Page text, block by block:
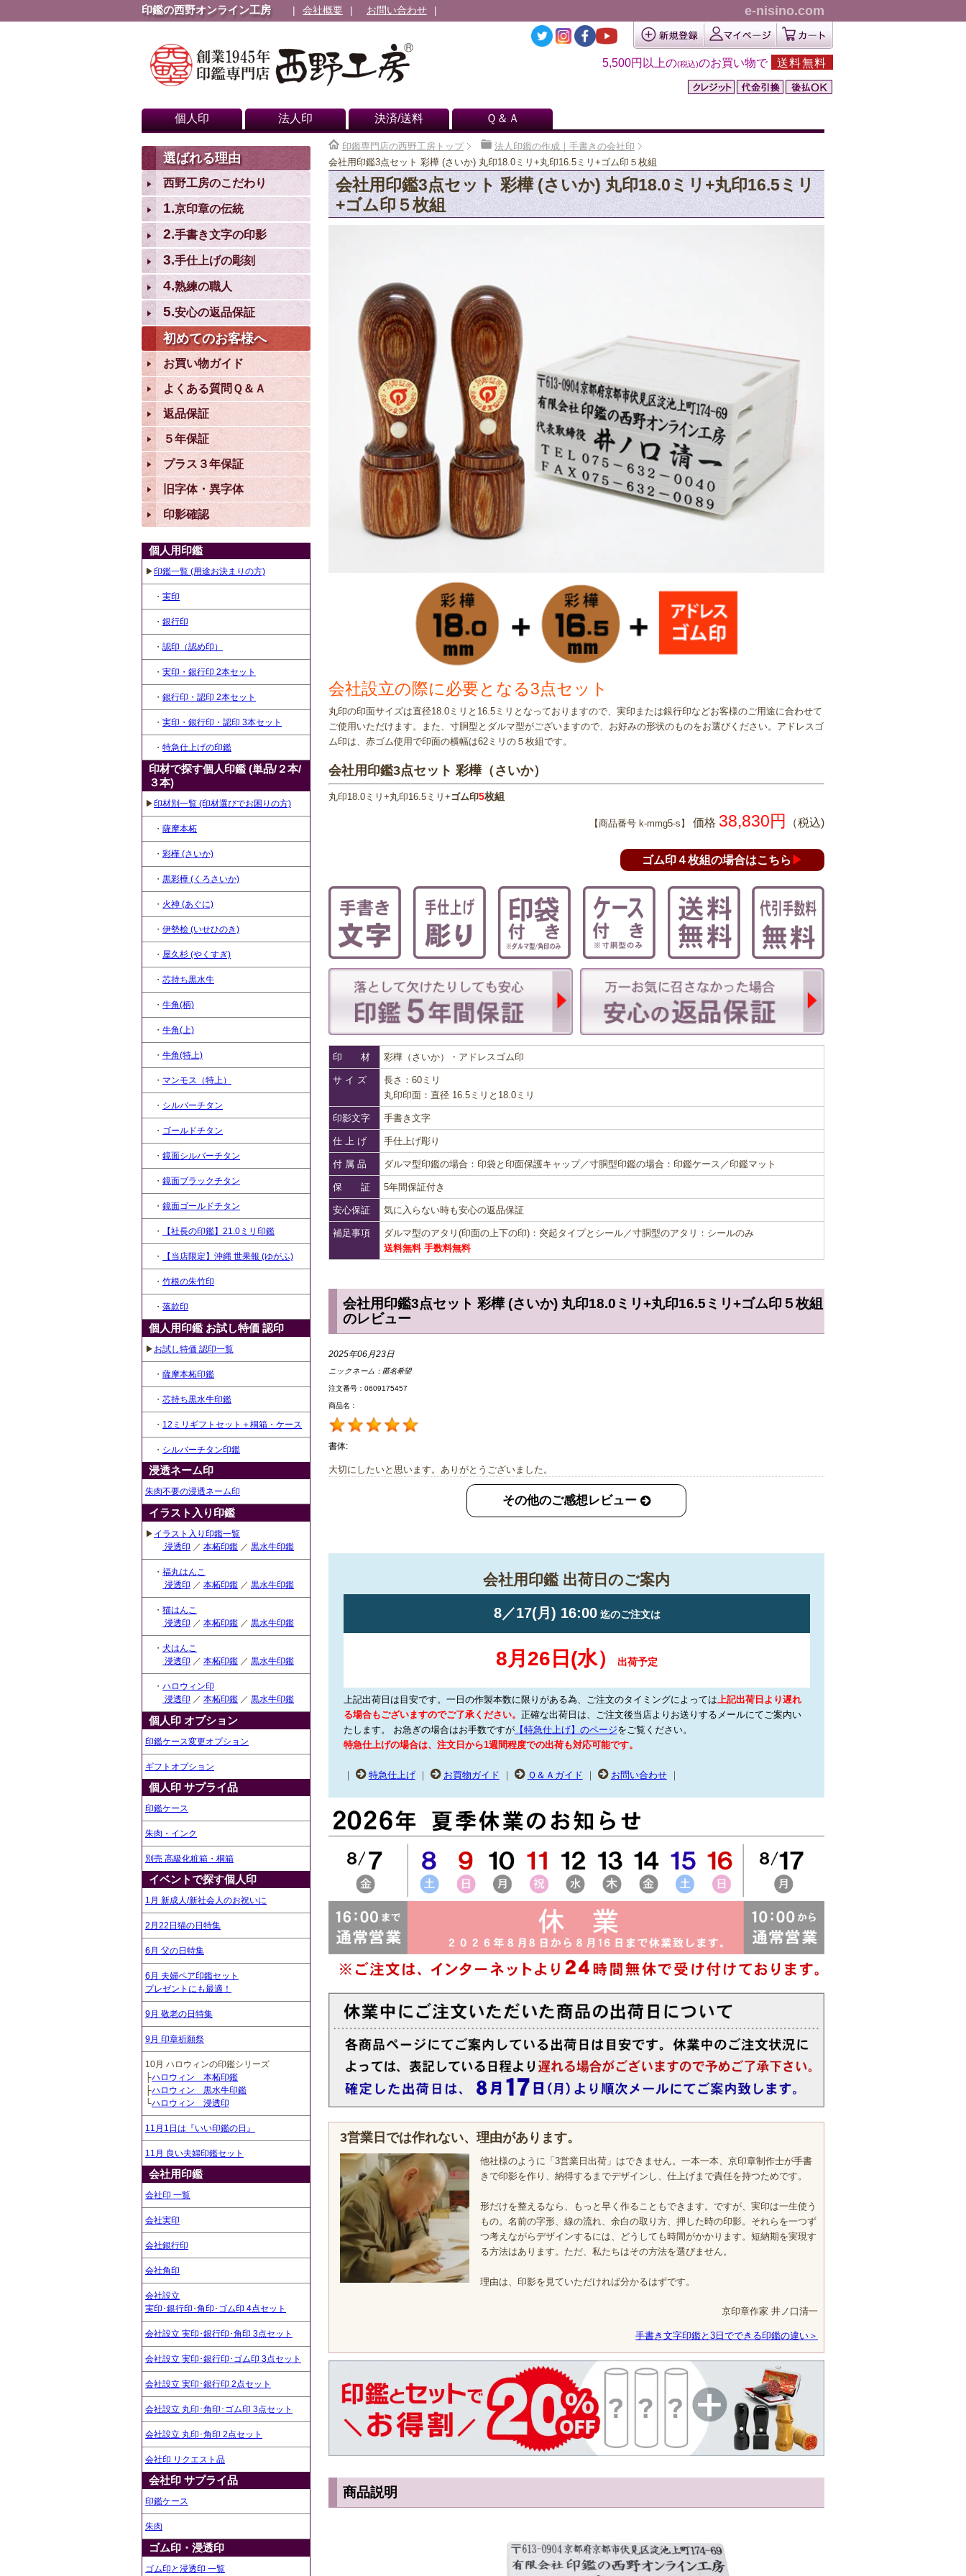
印鑑の西野オンライン工房 会社概要 お問い合わせ e-nisino.com
5,500円以上の(税込)のお買い物で 送料無料
個人印 法人印 決済/送料 Ｑ＆Ａ
選ばれる理由
西野工房のこだわり
1.京印章の伝統
2.手書き文字の印影
3.手仕上げの彫刻
4.熟練の職人
5.安心の返品保証
初めてのお客様へ
お買い物ガイド
よくある質問Ｑ＆Ａ
返品保証
５年保証
プラス３年保証
旧字体・異字体
印影確認
個人用印鑑
▶印鑑一覧 (用途お決まりの方)
・ 実印
・ 銀行印
・ 認印（認め印）
・ 実印・銀行印 2本セット
・ 銀行印・認印 2本セット
・ 実印・銀行印・認印 3本セット
・ 特急仕上げの印鑑
印材で探す個人印鑑 (単品/２本/
３本)
▶印材別一覧 (印材選びでお困りの方)
・ 薩摩本柘
・ 彩樺 (さいか)
・ 黒彩樺 (くろさいか)
・ 火神 (あぐに)
・ 伊勢桧 (いせひのき)
・ 屋久杉 (やくすぎ)
・ 芯持ち黒水牛
・ 牛角(柄)
・ 牛角(上)
・ 牛角(特上)
・ マンモス（特上）
・ シルバーチタン
・ ゴールドチタン
・ 鏡面シルバーチタン
・ 鏡面ブラックチタン
・ 鏡面ゴールドチタン
・ 【社長の印鑑】21.0ミリ印鑑
・ 【当店限定】沖縄 世果報 (ゆがふ)
・ 竹根の朱竹印
・ 落款印
個人用印鑑 お試し特価 認印
▶ お試し特価 認印一覧
・ 薩摩本柘印鑑
・ 芯持ち黒水牛印鑑
・ 12ミリギフトセット＋桐箱・ケース
・ シルバーチタン印鑑
浸透ネーム印
朱肉不要の浸透ネーム印
イラスト入り印鑑
▶ イラスト入り印鑑一覧
浸透印 ／ 本柘印鑑 ／ 黒水牛印鑑
・ 福丸はんこ
浸透印 ／ 本柘印鑑 ／ 黒水牛印鑑
・ 猫はんこ
浸透印 ／ 本柘印鑑 ／ 黒水牛印鑑
・ 犬はんこ
浸透印 ／ 本柘印鑑 ／ 黒水牛印鑑
・ ハロウィン印
浸透印 ／ 本柘印鑑 ／ 黒水牛印鑑
個人印 オプション
印鑑ケース変更オプション
ギフトオプション
個人印 サプライ品
印鑑ケース
朱肉・インク
別売 高級化粧箱・桐箱
イベントで探す個人印
1月 新成人/新社会人のお祝いに
2月22日猫の日特集
6月 父の日特集
6月 夫婦ペア印鑑セット
プレゼントにも最適！
9月 敬老の日特集
9月 印章祈願祭
10月 ハロウィンの印鑑シリーズ
├ハロウィン 本柘印鑑
├ハロウィン 黒水牛印鑑
└ハロウィン 浸透印
11月1日は『いい印鑑の日』
11月 良い夫婦印鑑セット
会社用印鑑
会社印 一覧
会社実印
会社銀行印
会社角印
会社設立
実印･銀行印･角印･ゴム印 4点セット
会社設立 実印･銀行印･角印 3点セット
会社設立 実印･銀行印･ゴム印 3点セット
会社設立 実印･銀行印 2点セット
会社設立 丸印･角印･ゴム印 3点セット
会社設立 丸印･角印 2点セット
会社印 リクエスト品
会社印 サプライ品
印鑑ケース
朱肉
ゴム印・浸透印
ゴム印と浸透印 一覧
印鑑専門店の西野工房トップ
法人印鑑の作成｜手書きの会社印
会社用印鑑3点セット 彩樺 (さいか) 丸印18.0ミリ+丸印16.5ミリ+ゴム印５枚組
会社用印鑑3点セット 彩樺 (さいか) 丸印18.0ミリ+丸印16.5ミリ
+ゴム印５枚組
会社設立の際に必要となる3点セット
丸印の印面サイズは直径18.0ミリと16.5ミリとなっておりますので、実印または銀行印などお客様のご用途に合わせて
ご使用いただけます。また、寸胴型とダルマ型がございますので、お好みの形状のものをお選びください。アドレスゴ
ム印は、赤ゴム使用で印面の横幅は62ミリの５枚組です。
会社用印鑑3点セット 彩樺（さいか）
丸印18.0ミリ+丸印16.5ミリ+ゴム印5枚組
【商品番号 k-mmg5-s】 価格 38,830円 （税込)
ゴム印４枚組の場合はこちら ▶
印 材 彩樺（さいか）・アドレスゴム印
サ イ ズ
長さ：60ミリ
丸印印面：直径 16.5ミリと18.0ミリ
印影文字 手書き文字
仕 上 げ 手仕上げ彫り
付 属 品 ダルマ型印鑑の場合：印袋と印面保護キャップ／寸胴型印鑑の場合：印鑑ケース／印鑑マット
保 証 5年間保証付き
安心保証 気に入らない時も安心の返品保証
補足事項
ダルマ型のアタリ(印面の上下の印)：突起タイプとシール／寸胴型のアタリ：シールのみ
送料無料 手数料無料
会社用印鑑3点セット 彩樺 (さいか) 丸印18.0ミリ+丸印16.5ミリ+ゴム印５枚組
のレビュー
2025年06月23日
ニックネーム： 匿名希望
注文番号：0609175457
商品名：
書体:
大切にしたいと思います。ありがとうございました。
その他のご感想レビュー
会社用印鑑 出荷日のご案内
上記出荷日は目安です。一日の作製本数に限りがある為、ご注文のタイミングによっては 上記出荷日より遅れ
る場合もございますのでご了承ください。 正確な出荷日は、ご注文後当店よりお送りするメールにてご案内い
たします。 お急ぎの場合はお手数ですが【特急仕上げ】のページをご覧ください。
特急仕上げの場合は、注文日から1週間程度での出荷も対応可能です。
｜ 特急仕上げ｜ お買物ガイド ｜ Ｑ＆Ａガイド ｜ お問い合わせ｜
3営業日では作れない、理由があります。
他社様のように「3営業日出荷」はできません。一本一本、京印章制作士が手書
きで印影を作り、納得するまでデザインし、仕上げまで責任を持つためです。
形だけを整えるなら、もっと早く作ることもできます。ですが、実印は一生使う
もの。名前の字形、線の流れ、余白の取り方、押した時の印影。それらを一つず
つ考えながらデザインするには、どうしても時間がかかります。短納期を実現す
る方法はあります。ただ、私たちはその方法を選びません。
理由は、印影を見ていただければ分かるはずです。
京印章作家 井ノ口清一
手書き文字印鑑と3日でできる印鑑の違い＞
商品説明